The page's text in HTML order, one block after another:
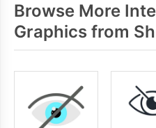
Browse More
Graphics from